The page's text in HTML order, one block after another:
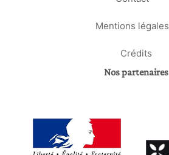
Mentions légales
Crédits
Nos partenaires